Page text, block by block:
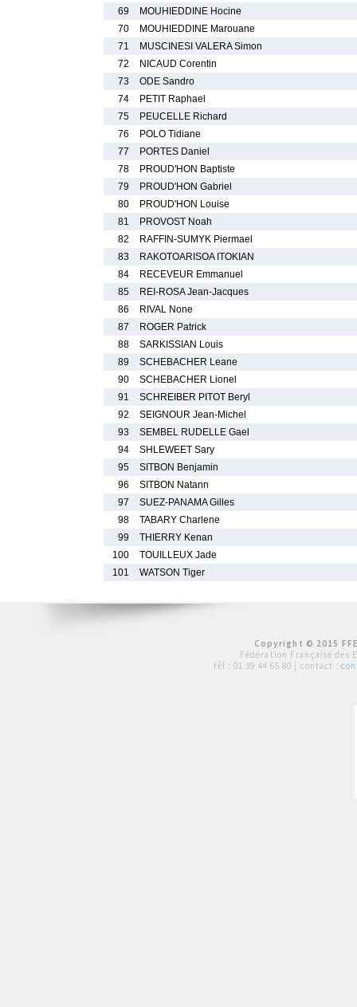
69
MOUHIEDDINE Hocine
70
MOUHIEDDINE Marouane
71
MUSCINESI VALERA Simon
72
NICAUD Corentin
73
ODE Sandro
74
PETIT Raphael
75
PEUCELLE Richard
76
POLO Tidiane
77
PORTES Daniel
78
PROUD'HON Baptiste
79
PROUD'HON Gabriel
80
PROUD'HON Louise
81
PROVOST Noah
82
RAFFIN-SUMYK Piermael
83
RAKOTOARISOA ITOKIAN
84
RECEVEUR Emmanuel
85
REI-ROSA Jean-Jacques
86
RIVAL None
87
ROGER Patrick
88
SARKISSIAN Louis
89
SCHEBACHER Leane
90
SCHEBACHER Lionel
91
SCHREIBER PITOT Beryl
92
SEIGNOUR Jean-Michel
93
SEMBEL RUDELLE Gael
94
SHLEWEET Sary
95
SITBON Benjamin
96
SITBON Natann
97
SUEZ-PANAMA Gilles
98
TABARY Charlene
99
THIERRY Kenan
100
TOUILLEUX Jade
101
WATSON Tiger
Copyright © 2015
Fédération Française des
tél : 01 39 44 65 80 | contact :